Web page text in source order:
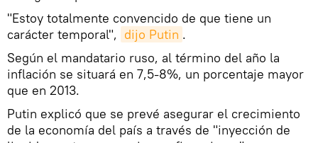
"Estoy totalmente convencido de que tiene un
carácter temporal", dijo Putin .
Según el mandatario ruso, al término del año la
inflación se situará en 7,5-8%, un porcentaje mayor
que en 2013.
Putin explicó que se prevé asegurar el crecimiento
de la economía del país a través de "inyección de